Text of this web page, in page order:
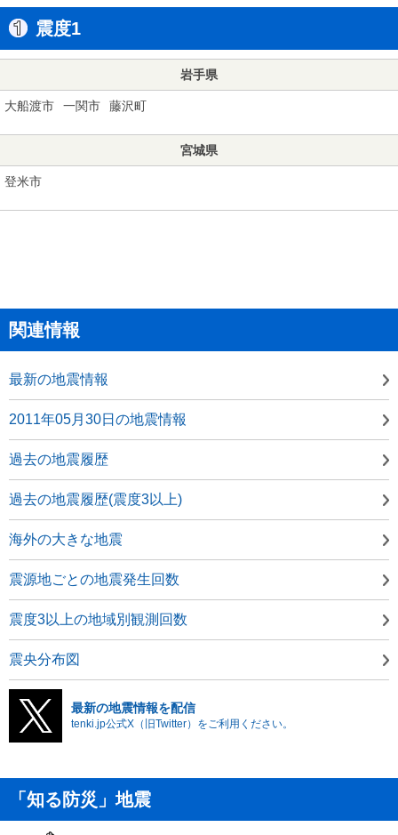
震度1
岩手県
大船渡市 一関市 藤沢町
宮城県
登米市
関連情報
最新の地震情報
2011年05月30日の地震情報
過去の地震履歴
過去の地震履歴(震度3以上)
海外の大きな地震
震源地ごとの地震発生回数
震度3以上の地域別観測回数
震央分布図
最新の地震情報を配信
tenki.jp公式X（旧Twitter）をご利用ください。
「知る防災」地震